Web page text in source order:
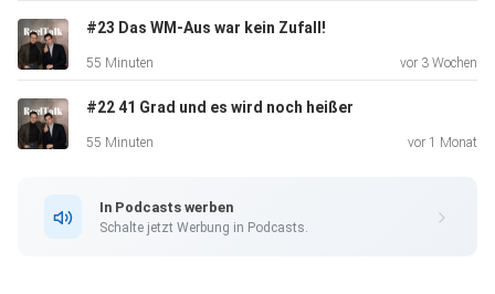
600-Kilometer-Lauf durchs Death Valley nach LA. Was
treibt
ist mentale Stärke heutzutage eigentlich wirklich?
#23 Das WM-Aus war kein Zufall!
55 Minuten vor 3 Wochen
#22 41 Grad und es wird noch heißer
55 Minuten vor 1 Monat
In Podcasts werben
Schalte jetzt Werbung in Podcasts.